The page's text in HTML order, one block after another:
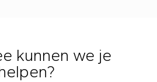
kunnen we je